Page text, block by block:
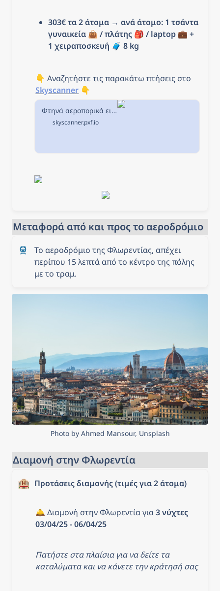
303€ τα 2 άτομα → ανά άτομο: 1 τσάντα
γυναικεία 👜 / πλάτης 🎒 / laptop 💼 +
1 χειραποσκευή 🧳 8 kg
Skyscanner 👇
Φτηνά αεροπορικά εισιτήρια από Αθήνα προς Φλωρεντία στην Skyscanner
skyscanner.pxf.io
Μεταφορά από και προς το αεροδρόμιο
Το αεροδρόμιο της Φλωρεντίας, απέχει
περίπου 15 λεπτά από το κέντρο της πόλης
με το τραμ.
Photo by Ahmed Mansour, Unsplash
Διαμονή στην Φλωρεντία
🏨 Προτάσεις διαμονής (τιμές για 2 άτομα)
🛎️ Διαμονή στην Φλωρεντία για 3 νύχτες
03/04/25 - 06/04/25
Πατήστε στα πλαίσια για να δείτε τα
καταλύματα και να κάνετε την κράτησή σας